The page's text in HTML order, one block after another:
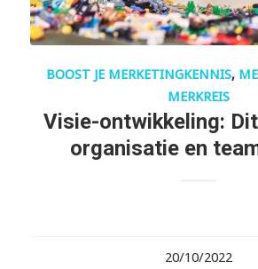
BOOST JE MERKETINGKENNIS,
MERKREIS
Visie-ontwikkeling:
organisatie en
20/10/2022